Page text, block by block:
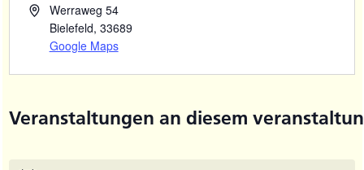
Werraweg 54
Bielefeld, 33689
Google Maps
Veranstaltungen an diesem